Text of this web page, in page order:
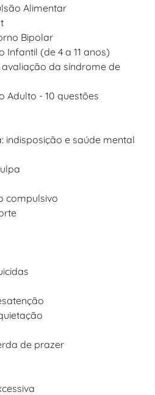
Alimentar
Bipolar
Infantil (de 4 a 11 anos)
da síndrome de
Adulto - 10 questões
indisposição e saúde mental
compulsivo
de prazer